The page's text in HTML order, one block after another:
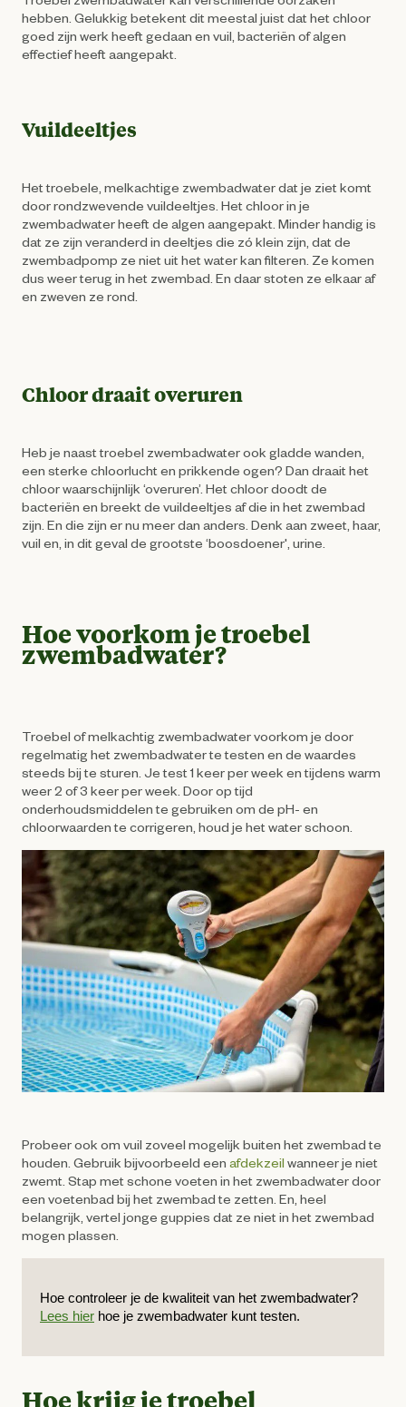
hebben. Gelukkig betekent dit meestal juist dat het chloor
goed zijn werk heeft gedaan en vuil, bacteriën of algen
effectief heeft aangepakt.
Vuildeeltjes
Het troebele, melkachtige zwembadwater dat je ziet komt
door rondzwevende vuildeeltjes. Het chloor in je
zwembadwater heeft de algen aangepakt. Minder handig is
dat ze zijn veranderd in deeltjes die zó klein zijn, dat de
zwembadpomp ze niet uit het water kan filteren. Ze komen
dus weer terug in het zwembad. En daar stoten ze elkaar af
en zweven ze rond.
Chloor draait overuren
Heb je naast troebel zwembadwater ook gladde wanden,
een sterke chloorlucht en prikkende ogen? Dan draait het
chloor waarschijnlijk ‘overuren’. Het chloor doodt de
bacteriën en breekt de vuildeeltjes af die in het zwembad
zijn. En die zijn er nu meer dan anders. Denk aan zweet, haar,
vuil en, in dit geval de grootste ‘boosdoener', urine.
Hoe voorkom je troebel
zwembadwater?
Troebel of melkachtig zwembadwater voorkom je door
regelmatig het zwembadwater te testen en de waardes
steeds bij te sturen. Je test 1 keer per week en tijdens warm
weer 2 of 3 keer per week. Door op tijd
onderhoudsmiddelen te gebruiken om de pH- en
chloorwaarden te corrigeren, houd je het water schoon.
Probeer ook om vuil zoveel mogelijk buiten het zwembad te
houden. Gebruik bijvoorbeeld een afdekzeil wanneer je niet
zwemt. Stap met schone voeten in het zwembadwater door
een voetenbad bij het zwembad te zetten. En, heel
belangrijk, vertel jonge guppies dat ze niet in het zwembad
mogen plassen.
Lees hier hoe je zwembadwater kunt testen.
Hoe krijg je troebel